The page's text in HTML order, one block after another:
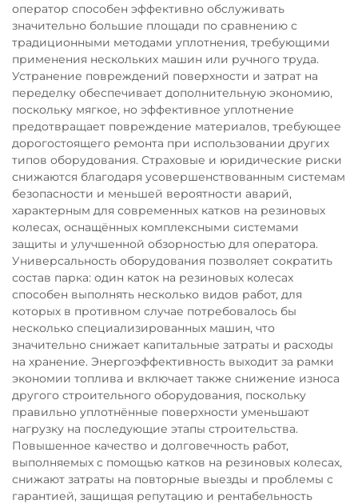
оператор способен эффективно обслуживать
значительно большие площади по сравнению с
традиционными методами уплотнения, требующими
применения нескольких машин или ручного труда.
Устранение повреждений поверхности и затрат на
переделку обеспечивает дополнительную экономию,
поскольку мягкое, но эффективное уплотнение
предотвращает повреждение материалов, требующее
дорогостоящего ремонта при использовании других
типов оборудования. Страховые и юридические риски
снижаются благодаря усовершенствованным системам
безопасности и меньшей вероятности аварий,
характерным для современных катков на резиновых
колесах, оснащённых комплексными системами
защиты и улучшенной обзорностью для оператора.
Универсальность оборудования позволяет сократить
состав парка: один каток на резиновых колесах
способен выполнять несколько видов работ, для
которых в противном случае потребовалось бы
несколько специализированных машин, что
значительно снижает капитальные затраты и расходы
на хранение. Энергоэффективность выходит за рамки
экономии топлива и включает также снижение износа
другого строительного оборудования, поскольку
правильно уплотнённые поверхности уменьшают
нагрузку на последующие этапы строительства.
Повышенное качество и долговечность работ,
выполняемых с помощью катков на резиновых колесах,
снижают затраты на повторные выезды и проблемы с
гарантией, защищая репутацию и рентабельность